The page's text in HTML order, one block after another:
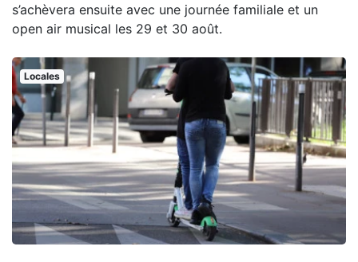
s’achèvera ensuite avec une journée familiale et un
open air musical les 29 et 30 août.
Locales